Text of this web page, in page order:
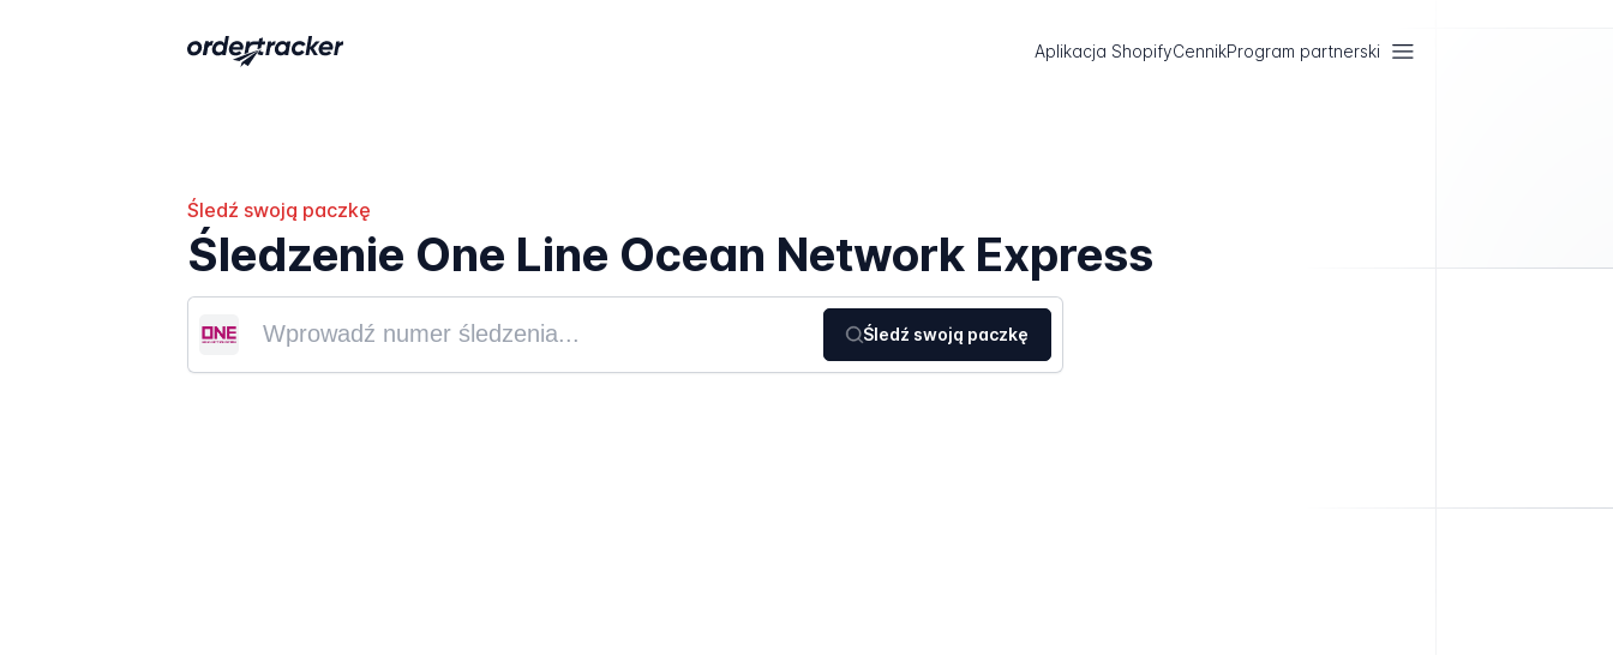
Aplikacja ShopifyCennikProgram partnerski
Śledź swoją paczkę
Śledzenie One Line Ocean Network Express
Śledź swoją paczkę